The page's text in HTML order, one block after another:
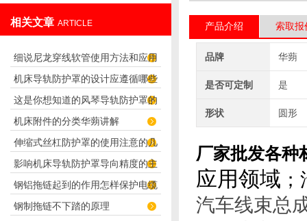
相关文章 ARTICLE
细说尼龙穿线软管使用方法和应用
范围
机床导轨防护罩的设计应遵循哪些
理念呢？
这是你想知道的风琴导轨防护罩的
连接方法吗？
机床附件的分类华蒴讲解
伸缩式丝杠防护罩的使用注意的几
个方面
影响机床导轨防护罩导向精度的主
要因素
钢铝拖链起到的作用怎样保护电缆
钢制拖链不下踏的原理
产品介绍 索取报
品牌 华蒴
是否可定制 是
形状 圆形
厂家批发各种
应用领域 ；
汽车线束总